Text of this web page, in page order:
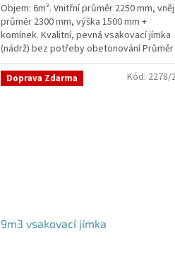
Objem: 6m³. Vnitřní průměr 2250 mm,
průměr 2300 mm, výška 1500 mm +
komínek. Kvalitní, pevná vsakovací jímka
(nádrž) bez potřeby obetonování Průměr
přítoku a odtoku +...
Doprava Zdarma
9m3 vsakovací jímka
Kód: 2278/